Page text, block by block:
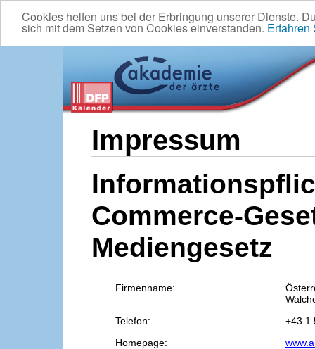
Cookies helfen uns bei der Erbringung unserer Dienste.
sich mit dem Setzen von Cookies einverstanden. Erfahren
Impressum
Commerce-
Mediengesetz
Firmenname:
Telefon:
+43 1
Homepage: